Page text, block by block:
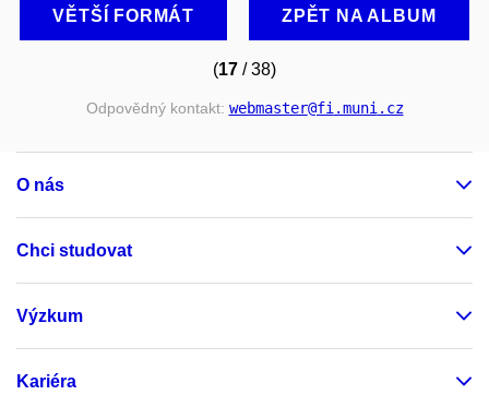
VĚTŠÍ FORMÁT ZPĚT NA ALBUM
(17 / 38)
Odpovědný kontakt: webmaster@fi.muni.cz
O nás
Chci studovat
Výzkum
Kariéra